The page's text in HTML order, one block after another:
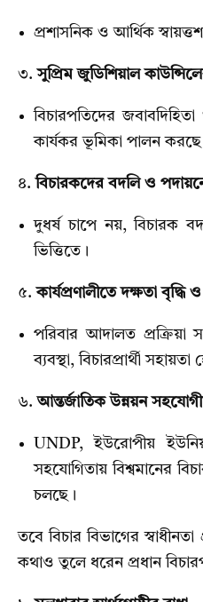
প্রশাসনিক ও আর্থিক
৩.সুপ্রিম জুডিশিয়াল
বিচারপতিদের
কার্যকর ভূমিকা পালন
৪.বিচারকদের বদলি ও
দুধর্ষ চাপে নয়, বিচারক
ভিত্তিতে।
৫.কার্যপ্রণালীতে দক্ষতা বৃদ্ধি
পরিবার আদালত
ব্যবস্থা, বিচারপ্রার্থী
৬.আন্তর্জাতিক উন্নয়ন
UNDP, ইউরোপীয়
সহযোগিতায় বিশ্বমানের
চলছে।
তবে বিচার বিভাগের
কথাও তুলে ধরেন প্রধান